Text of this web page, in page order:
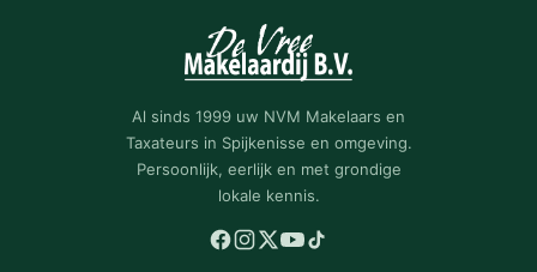
Al sinds 1999 uw NVM Makelaars en
Taxateurs in Spijkenisse en omgeving.
Persoonlijk, eerlijk en met grondige
lokale kennis.